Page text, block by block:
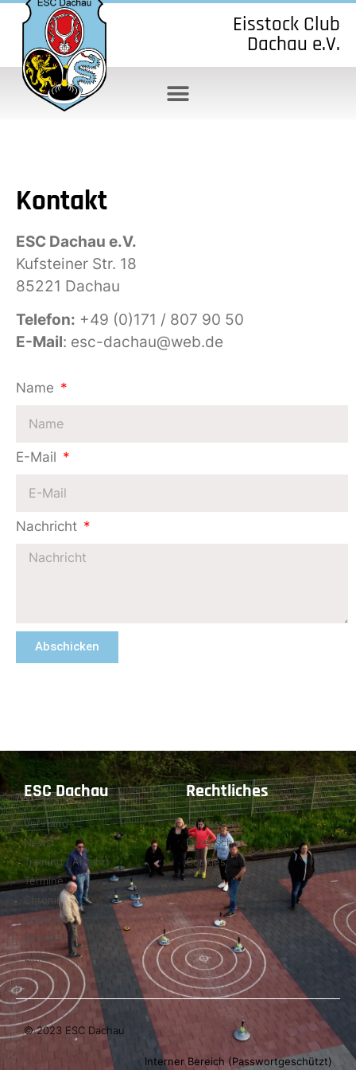
Eisstock Club
Dachau e.V.
Kontakt
ESC Dachau e.V.
Kufsteiner Str. 18
85221 Dachau
Telefon: +49 (0)171 / 807 90 50
E-Mail: esc-dachau@web.de
Name
E-Mail
Nachricht
Abschicken
ESC Dachau
Vorstand
News
Training / Anfahrt
Termine
Chronik
Gallerie
Kontakt
Links
Rechtliches
Impressum
Datenschutz
Cookies
© 2023 ESC Dachau
Interner Bereich (Passwortgeschützt)